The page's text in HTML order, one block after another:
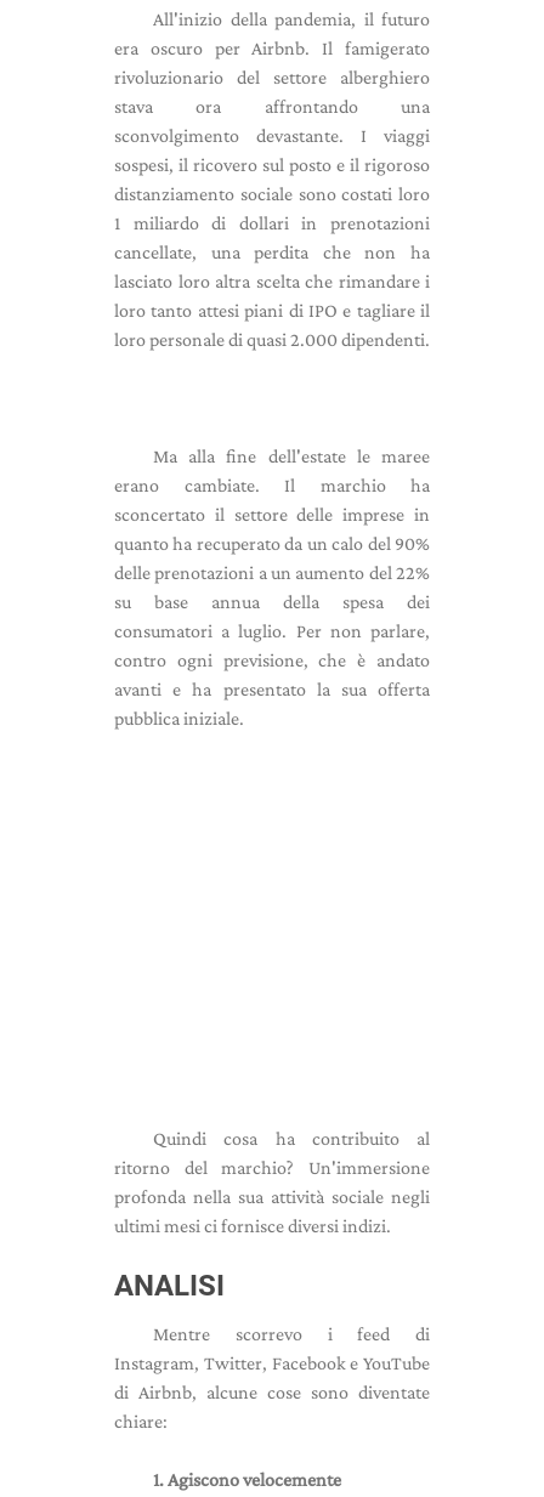
All'inizio della pandemia, il futuro
era oscuro per Airbnb. Il famigerato
rivoluzionario del settore alberghiero
stava ora affrontando una
sconvolgimento devastante. I viaggi
sospesi, il ricovero sul posto e il rigoroso
distanziamento sociale sono costati loro
1 miliardo di dollari in prenotazioni
cancellate, una perdita che non ha
lasciato loro altra scelta che rimandare i
loro tanto attesi piani di IPO e tagliare il
loro personale di quasi 2.000 dipendenti.
Ma alla fine dell'estate le maree
erano cambiate. Il marchio ha
sconcertato il settore delle imprese in
quanto ha recuperato da un calo del 90%
delle prenotazioni a un aumento del 22%
su base annua della spesa dei
consumatori a luglio. Per non parlare,
contro ogni previsione, che è andato
avanti e ha presentato la sua offerta
pubblica iniziale.
Quindi cosa ha contribuito al
ritorno del marchio? Un'immersione
profonda nella sua attività sociale negli
ultimi mesi ci fornisce diversi indizi.
ANALISI
Mentre scorrevo i feed di
Instagram, Twitter, Facebook e YouTube
di Airbnb, alcune cose sono diventate
chiare:
1. Agiscono velocemente